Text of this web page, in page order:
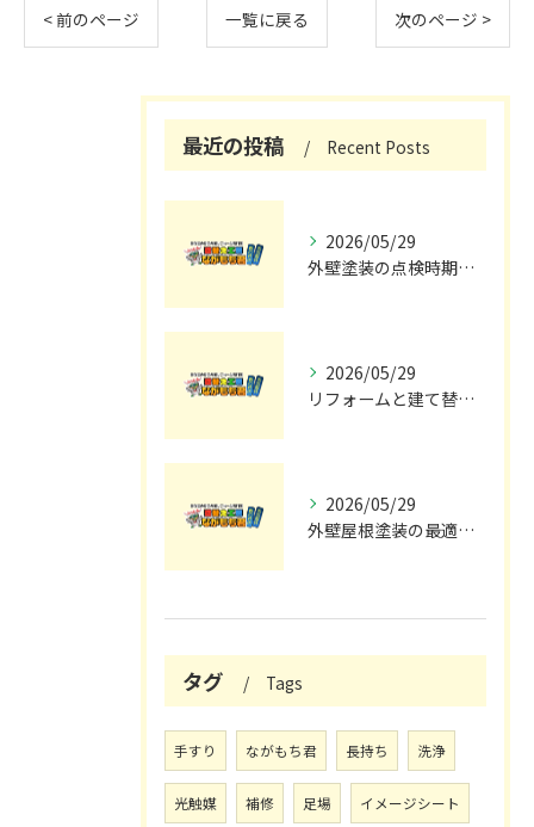
< 前のページ 一覧に戻る 次のページ >
最近の投稿 Recent Posts
2026/05/29
外壁塗装の点検時期と施工の最適タイミング
2026/05/29
リフォームと建て替えの費用と注意点完全解説
2026/05/29
外壁屋根塗装の最適メンテナンス時期
タグ Tags
手すり ながもち君 長持ち 洗浄
光触媒 補修 足場 イメージシート